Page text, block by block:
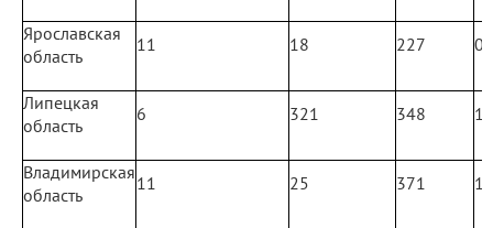
Ярославская
область
11 18 227 0
Липецкая
область
6 321 348 1
Владимирская
область
11 25 371 1